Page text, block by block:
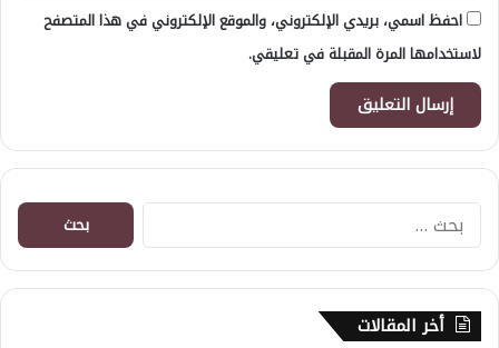
احفظ اسمي، بريدي الإلكتروني، والموقع الإلكتروني في هذا المتصفح
لاستخدامها المرة المقبلة في تعليقي.
البحث
عن:
أخر المقالات